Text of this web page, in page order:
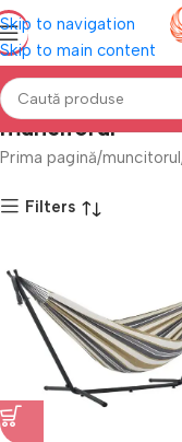
Skip to navigation
Skip to main content
muncitorul
Prima pagină muncitorul
Filters